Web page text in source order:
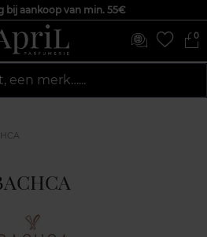
bij aankoop van min. 55€
0
een merk…...